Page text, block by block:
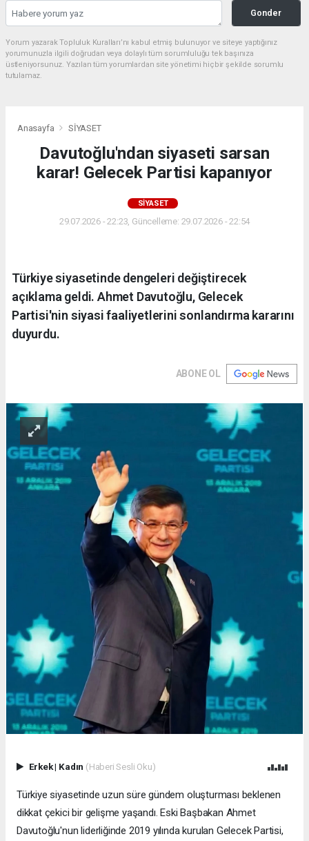
Gonder
Yorum yazarak Topluluk Kuralları’nı kabul etmiş bulunuyor ve siteye yaptığınız
yorumunuzla ilgili doğrudan veya dolaylı tüm sorumluluğu tek başınıza
üstleniyorsunuz. Yazılan tüm yorumlardan site yönetimi hiçbir şekilde sorumlu
tutulamaz.
Anasayfa SİYASET
Davutoğlu'ndan siyaseti sarsan
karar! Gelecek Partisi kapanıyor
SİYASET
29.07.2026 - 22:23, Güncelleme: 29.07.2026 - 22:54
Türkiye siyasetinde dengeleri değiştirecek
açıklama geldi. Ahmet Davutoğlu, Gelecek
Partisi'nin siyasi faaliyetlerini sonlandırma kararını
duyurdu.
ABONE OL
Erkek| Kadın (Haberi Sesli Oku)
Türkiye siyasetinde uzun süre gündem oluşturması beklenen
dikkat çekici bir gelişme yaşandı. Eski Başbakan Ahmet
Davutoğlu'nun liderliğinde 2019 yılında kurulan Gelecek Partisi,